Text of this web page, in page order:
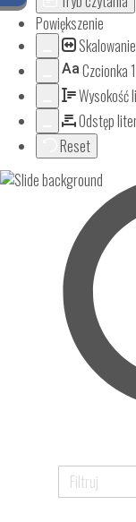
Powiększenie
Aa Czcionka
Wysokość
Odstęp
Reset